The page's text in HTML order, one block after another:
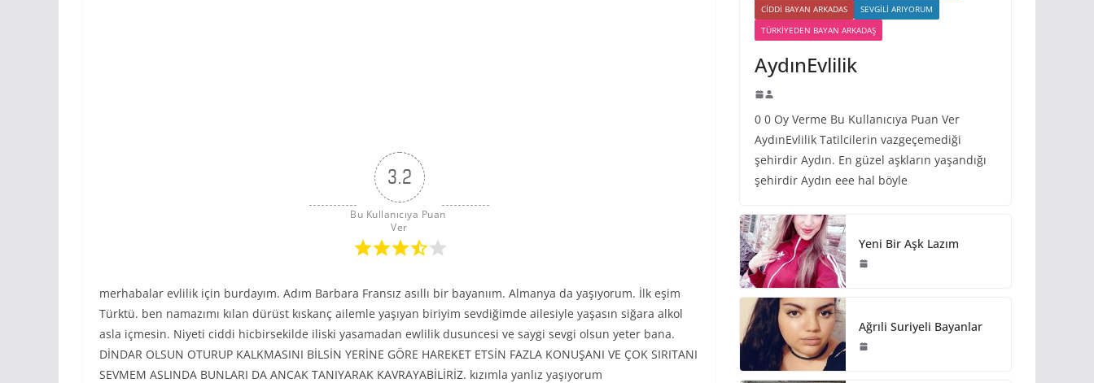
3.2
Bu Kullanıcıya Puan
Ver
merhabalar evlilik için burdayım. Adım Barbara Fransız asıllı bir bayanıım. Almanya da yaşıyorum. İlk eşim
Türktü. ben namazımı kılan dürüst kıskanç ailemle yaşıyan biriyim sevdiğimde ailesiyle yaşasın siğara alkol
asla içmesin. Niyeti ciddi hicbirsekilde iliski yasamadan ewlilik dusuncesi ve saygi sevgi olsun yeter bana.
DİNDAR OLSUN OTURUP KALKMASINI BİLSİN YERİNE GÖRE HAREKET ETSİN FAZLA KONUŞANI VE ÇOK SIRITANI
SEVMEM ASLINDA BUNLARI DA ANCAK TANIYARAK KAVRAYABİLİRİZ. kızımla yanlız yaşıyorum
CIDDI BAYAN ARKADAS
SEVGILI ARIYORUM
TÜRKIYEDEN BAYAN ARKADAŞ
AydınEvlilik
0 0 Oy Verme Bu Kullanıcıya Puan Ver
AydınEvlilik Tatilcilerin vazgeçemediği
şehirdir Aydın. En güzel aşkların yaşandığı
şehirdir Aydın eee hal böyle
Yeni Bir Aşk Lazım
Ağrıli Suriyeli Bayanlar